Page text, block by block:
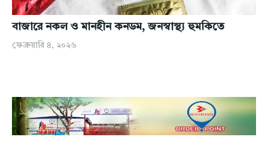
বাজারে নকল ও মানহীন কনডম, জনস্বাস্থ্য হুমকিতে
ফেব্রুয়ারি ৪, ২০২৬